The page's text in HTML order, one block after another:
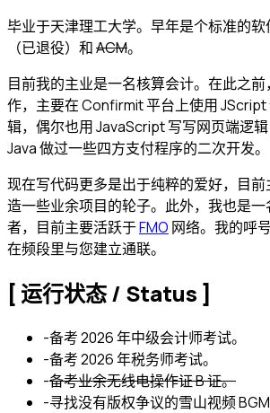
毕业于天津理工大学。早年是个标准的
（已退役）和ACM。
目前我的主业是一名核算会计。在此之
作，主要在 Confirmit 平台上使用
辑，偶尔也用 JavaScript 写写网页端逻
Java 做过一些四方支付程序的二次开发。
现在写代码更多是出于纯粹的爱好，目前
造一些业余项目的轮子。此外，我也是
者，目前主要活跃于FMO 网络。我的呼
在频段里与您建立通联。
[ 运行状态 / Status ]
-备考 2026 年中级会计师考试。
-备考 2026 年税务师考试。
-备考业余无线电操作证 B 证。
-寻找没有版权争议的雪山视频 BGM